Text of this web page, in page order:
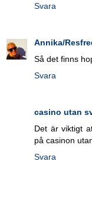
Svara
Annika/
Så det finns
Svara
casino utan
Det är viktigt
på casinon
Svara